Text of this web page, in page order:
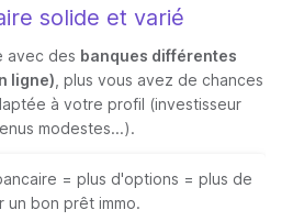
solide et varié
avec des banques différentes
ligne) , plus vous avez de chances
à votre profil (investisseur
modestes...).
= plus d'options = plus de
un bon prêt immo.